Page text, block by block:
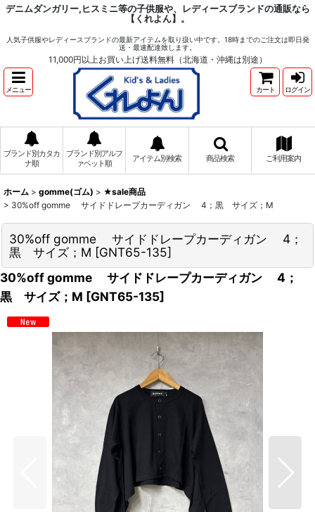
デニムダンガリー,ヒスミニ等の子供服や、レディースブランドの通販なら
【くれよん】。
人気子供服やレディースブランドの最新アイテムを取り扱い中です。18時までのご注文は即日発
送・最速配達致します。
11,000円以上お買い上げ送料無料（北海道・沖縄は別途）
メニュー カート ログイン
ブランド別カタカ
ナ順
ブランド別アルフ
ァベット順
アイテム別検索 商品検索 ご利用案内
ホーム > gomme(ゴム) > ★sale商品
> 30%off gomme サイドドレープカーディガン 4；黒 サイズ；M
30%off gomme サイドドレープカーディガン 4；
黒 サイズ；M [GNT65-135]
30%off gomme サイドドレープカーディガン 4；
黒 サイズ；M [GNT65-135]